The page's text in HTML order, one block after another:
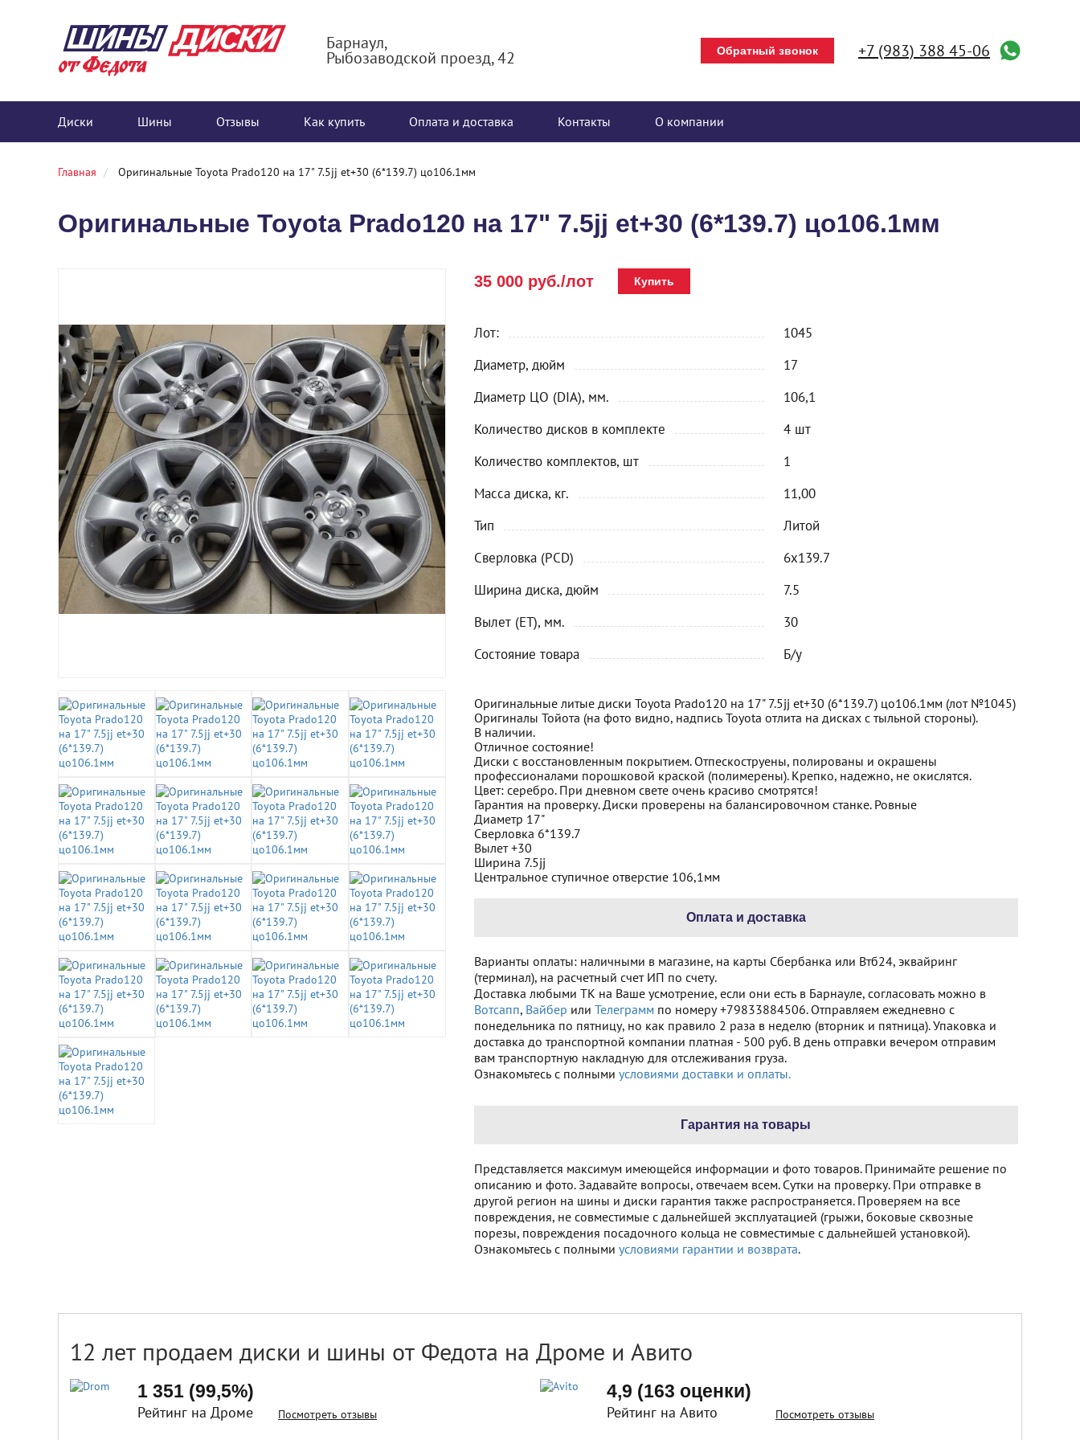
Барнаул,
Рыбозаводской проезд, 42 Обратный звонок +7 (983) 388 45-06
Диски Шины Отзывы Как купить Оплата и доставка Контакты О компании
Главная Оригинальные Toyota Prado120 на 17" 7.5jj et+30 (6*139.7) цо106.1мм
Оригинальные Toyota Prado120 на 17" 7.5jj et+30 (6*139.7) цо106.1мм
35 000 руб./лот Купить
Лот:
1045
Диаметр, дюйм
17
Диаметр ЦО (DIA), мм.
106,1
Количество дисков в комплекте
4 шт
Количество комплектов, шт
1
Масса диска, кг.
11,00
Тип
Литой
Сверловка (PCD)
6x139.7
Ширина диска, дюйм
7.5
Вылет (ET), мм.
30
Состояние товара
Б/у
Оригинальные литые диски Toyota Prado120 на 17" 7.5jj et+30 (6*139.7) цо106.1мм (лот №1045)
Оригиналы Тойота (на фото видно, надпись Toyota отлита на дисках с тыльной стороны).
В наличии.
Отличное состояние!
Диски с восстановленным покрытием. Отпескоструены, полированы и окрашены
профессионалами порошковой краской (полимерены). Крепко, надежно, не окислятся.
Цвет: серебро. При дневном свете очень красиво смотрятся!
Гарантия на проверку. Диски проверены на балансировочном станке. Ровные
Диаметр 17"
Сверловка 6*139.7
Вылет +30
Ширина 7.5jj
Центральное ступичное отверстие 106,1мм
Оплата и доставка
Варианты оплаты: наличными в магазине, на карты Сбербанка или Втб24, эквайринг
(терминал), на расчетный счет ИП по счету.
Доставка любыми ТК на Ваше усмотрение, если они есть в Барнауле, согласовать можно в
Вотсапп, Вайбер или Телеграмм по номеру +79833884506. Отправляем ежедневно с
понедельника по пятницу, но как правило 2 раза в неделю (вторник и пятница). Упаковка и
доставка до транспортной компании платная - 500 руб. В день отправки вечером отправим
вам транспортную накладную для отслеживания груза.
Ознакомьтесь с полными условиями доставки и оплаты.
Гарантия на товары
Представляется максимум имеющейся информации и фото товаров. Принимайте решение по
описанию и фото. Задавайте вопросы, отвечаем всем. Сутки на проверку. При отправке в
другой регион на шины и диски гарантия также распространяется. Проверяем на все
повреждения, не совместимые с дальнейшей эксплуатацией (грыжи, боковые сквозные
порезы, повреждения посадочного кольца не совместимые с дальнейшей установкой).
Ознакомьтесь с полными условиями гарантии и возврата.
12 лет продаем диски и шины от Федота на Дроме и Авито
1 351 (99,5%)
Рейтинг на Дроме Посмотреть отзывы
4,9 (163 оценки)
Рейтинг на Авито Посмотреть отзывы